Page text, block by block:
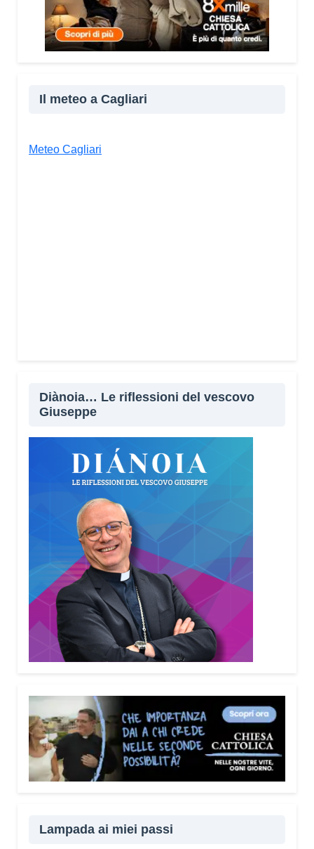
Il meteo a Cagliari
Meteo Cagliari
Diànoia… Le riflessioni del vescovo
Giuseppe
Lampada ai miei passi